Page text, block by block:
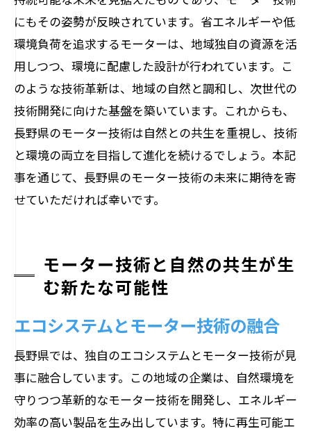
にもその姿勢が反映されています。省エネルギーや低
環境負荷を追求するモーターは、地域独自の資源を活
用しつつ、環境に配慮した設計が行われています。こ
のような技術革新は、地域の自然と調和し、次世代の
技術開発に向けた基盤を築いています。これからも、
長野県のモーター技術は自然との共生を重視し、技術
と環境の両立を目指して進化を続けるでしょう。本記
事を通じて、長野県のモーター技術の未来に期待を寄
せていただければ幸いです。
モーター技術と自然の共生が生
む新たな可能性
エコシステムとモーター技術の融合
長野県では、独自のエコシステムとモーター技術が見
事に融合しています。この地域の企業は、自然環境を
守りつつ革新的なモーター技術を開発し、エネルギー
効率の高い製品を生み出しています。特に再生可能エ